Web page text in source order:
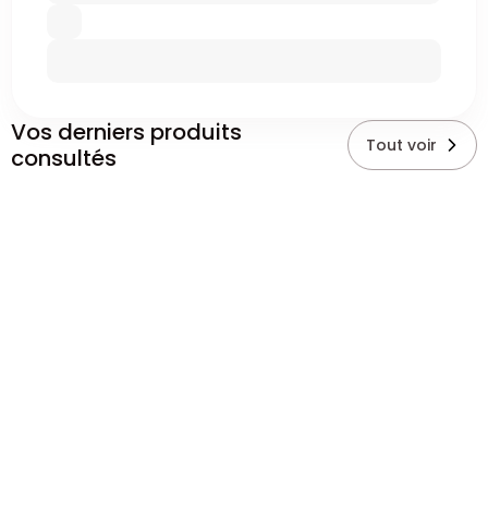
Vos derniers produits
consultés
Tout voir